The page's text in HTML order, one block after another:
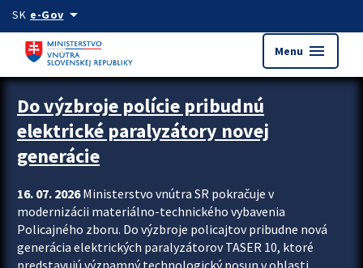
Preskocit na hlavný obsah
SK e-Govarrow_drop_down
Menu menu
Zastavit automatický posun upútavok
Do výzbroje polície pribudnú
elektrické paralyzátory novej
generácie
16. 07. 2026Ministerstvo vnútra SR pokračuje v
modernizácii materiálno-technického vybavenia
Policajného zboru. Do výzbroje policajtov pribudne nová
generácia elektrických paralyzátorov TASER 10, ktoré